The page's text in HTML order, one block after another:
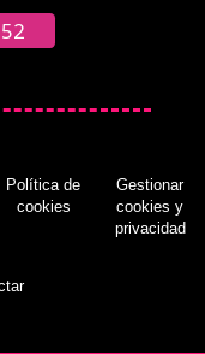
Política de
cookies
Gestionar
cookies y
privacidad